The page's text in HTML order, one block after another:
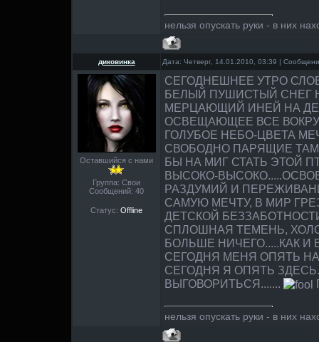
нельзя опускать руки - в них
диковинка Дата: Четверг, 14.01.2010, 03:39 |
Оставшийся с нами
Группа: Свои
Сообщений: 40
Статус: Offline
СЕГОДНЕШНЕЕ УТРО
БЕЛЫЙ ПУШИСТЫЙ СНЕГ
МЕРЦАЮЩИЙ ИНЕЙ НА
ОСВЕЩАЮЩЕЕ ВСЕ
ГОЛУБОЕ НЕБО-ЦВЕТА
СВОБОДНО ПАРЯЩИЕ
БЫ НА МИГ СТАТЬ ЭТОЙ
ВЫСОКО-
РАЗДУМИЙ И
САМУЮ МЕЧТУ, В МИР
ДЕТСКОЙ
СПЛОШНАЯ ТЕМЕНЬ,
БОЛЬШЕ НИЧЕГО.....КАК И
СЕГОДНЯ МЕНЯ ОПЯТЬ
СЕГОДНЯ Я ОПЯТЬ
ВЫГОВОРИТЬСЯ.......
нельзя опускать руки - в них